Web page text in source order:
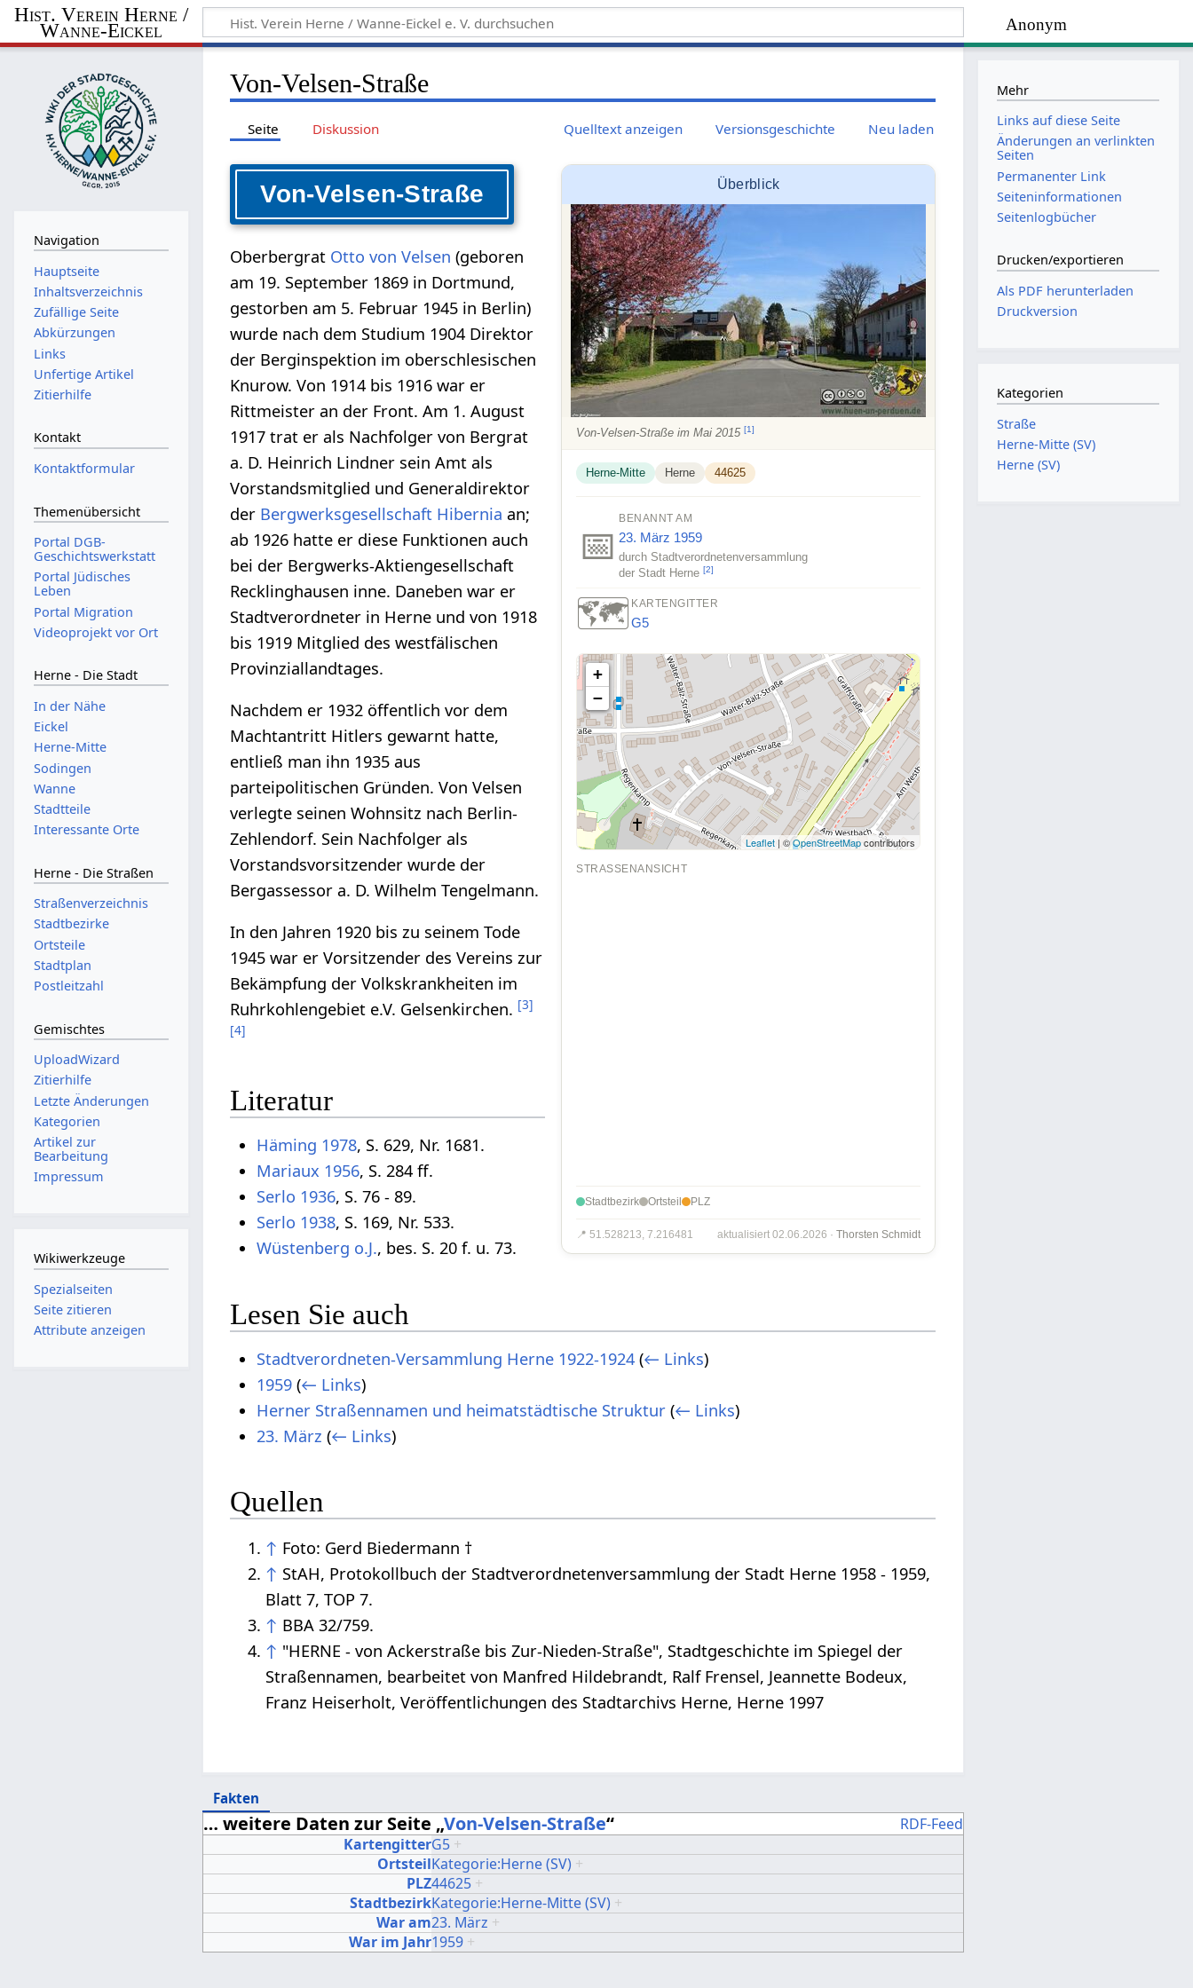
Anonym
Hist. Verein Herne /
Wanne-Eickel
Von-Velsen-Straße
Seite Diskussion Quelltext anzeigen Versionsgeschichte Neu laden
Überblick
Von-Velsen-Straße im Mai 2015[1]
Herne-Mitte Herne 44625
📅
BENANNT AM
23. März 1959
durch Stadtverordnetenversammlung
der Stadt Herne[2]
🗺️KARTENGITTER
G5
+
−
Leaflet | ©OpenStreetMapcontributors
STRASSENANSICHT
Stadtbezirk Ortsteil PLZ
📍 51.528213, 7.216481 aktualisiert 02.06.2026 ·Thorsten Schmidt
Von-Velsen-Straße
Oberbergrat Otto von Velsen (geboren
am 19. September 1869 in Dortmund,
gestorben am 5. Februar 1945 in Berlin)
wurde nach dem Studium 1904 Direktor
der Berginspektion im oberschlesischen
Knurow. Von 1914 bis 1916 war er
Rittmeister an der Front. Am 1. August
1917 trat er als Nachfolger von Bergrat
a. D. Heinrich Lindner sein Amt als
Vorstandsmitglied und Generaldirektor
der Bergwerksgesellschaft Hibernia an;
ab 1926 hatte er diese Funktionen auch
bei der Bergwerks-Aktiengesellschaft
Recklinghausen inne. Daneben war er
Stadtverordneter in Herne und von 1918
bis 1919 Mitglied des westfälischen
Provinziallandtages.
Nachdem er 1932 öffentlich vor dem
Machtantritt Hitlers gewarnt hatte,
entließ man ihn 1935 aus
parteipolitischen Gründen. Von Velsen
verlegte seinen Wohnsitz nach Berlin-
Zehlendorf. Sein Nachfolger als
Vorstandsvorsitzender wurde der
Bergassessor a. D. Wilhelm Tengelmann.
In den Jahren 1920 bis zu seinem Tode
1945 war er Vorsitzender des Vereins zur
Bekämpfung der Volkskrankheiten im
Ruhrkohlengebiet e.V. Gelsenkirchen. [3]
[4]
Literatur
Häming 1978, S. 629, Nr. 1681.
Mariaux 1956, S. 284 ff.
Serlo 1936, S. 76 - 89.
Serlo 1938, S. 169, Nr. 533.
Wüstenberg o.J., bes. S. 20 f. u. 73.
Lesen Sie auch
Stadtverordneten-Versammlung Herne 1922-1924 (← Links)
1959 (← Links)
Herner Straßennamen und heimatstädtische Struktur (← Links)
23. März (← Links)
Quellen
↑ Foto: Gerd Biedermann †
↑ StAH, Protokollbuch der Stadtverordnetenversammlung der Stadt Herne 1958 - 1959,
Blatt 7, TOP 7.
↑ BBA 32/759.
↑ "HERNE - von Ackerstraße bis Zur-Nieden-Straße", Stadtgeschichte im Spiegel der
Straßennamen, bearbeitet von Manfred Hildebrandt, Ralf Frensel, Jeannette Bodeux,
Franz Heiserholt, Veröffentlichungen des Stadtarchivs Herne, Herne 1997
Fakten
… weitere Daten zur Seite „Von-Velsen-Straße“
RDF-Feed
KartengitterG5 +
OrtsteilKategorie:Herne (SV) +
PLZ44625 +
StadtbezirkKategorie:Herne-Mitte (SV) +
War am23. März +
War im Jahr1959 +
Navigation
Hauptseite
Inhaltsverzeichnis
Zufällige Seite
Abkürzungen
Links
Unfertige Artikel
Zitierhilfe
Kontakt
Kontaktformular
Themenübersicht
Portal DGB-
Geschichtswerkstatt
Portal Jüdisches
Leben
Portal Migration
Videoprojekt vor Ort
Herne - Die Stadt
In der Nähe
Eickel
Herne-Mitte
Sodingen
Wanne
Stadtteile
Interessante Orte
Herne - Die Straßen
Straßenverzeichnis
Stadtbezirke
Ortsteile
Stadtplan
Postleitzahl
Gemischtes
UploadWizard
Zitierhilfe
Letzte Änderungen
Kategorien
Artikel zur
Bearbeitung
Impressum
Wikiwerkzeuge
Spezialseiten
Seite zitieren
Attribute anzeigen
Mehr
Links auf diese Seite
Änderungen an verlinkten
Seiten
Permanenter Link
Seiten­­informationen
Seitenlogbücher
Drucken/­exportieren
Als PDF herunterladen
Druckversion
Kategorien
Straße
Herne-Mitte (SV)
Herne (SV)